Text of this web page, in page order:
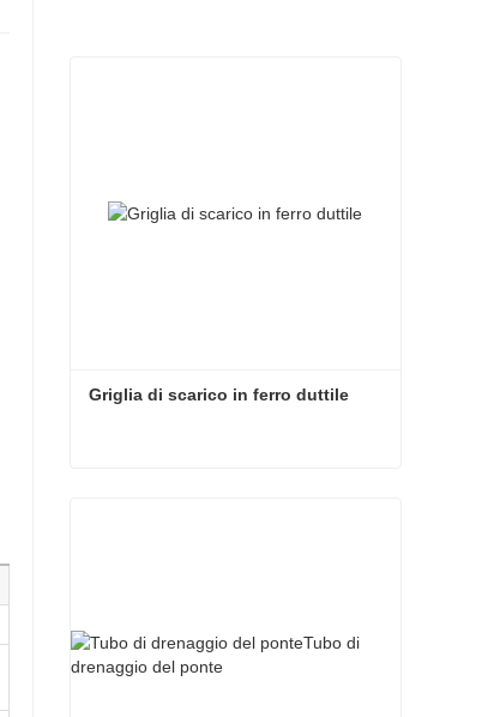
Griglia di scarico in ferro duttile